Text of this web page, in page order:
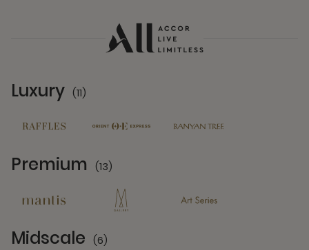
Luxury (11)
Premium (13)
Midscale (6)